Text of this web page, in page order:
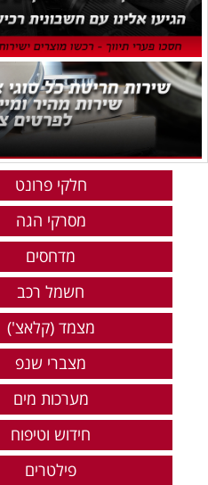
חלקי פרונט
מסרקי הגה
מדחסים
חשמל רכב
מצמד (קלאצ')
מצברי שנפ
מערכות מים
חידוש וטיפוח
פילטרים